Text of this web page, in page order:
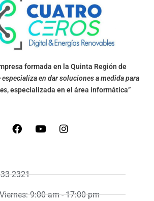
formada en la Quinta Región de
en dar soluciones a medida para
, especializada en el área informática”
2321
9:00 am - 17:00 pm